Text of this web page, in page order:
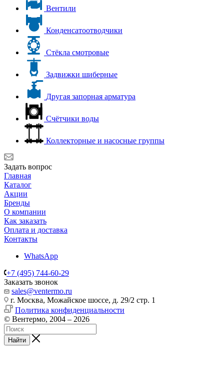
Вентили
Конденсатоотводчики
Стёкла смотровые
Задвижки шиберные
Другая запорная арматура
Счётчики воды
Коллекторные и насосные группы
Задать вопрос
Главная
Каталог
Акции
Бренды
О компании
Как заказать
Оплата и доставка
Контакты
WhatsApp
+7 (495) 744-60-29
Заказать звонок
sales@ventermo.ru
г. Москва, Можайское шоссе, д. 29/2 стр. 1
Политика конфиденциальности
© Вентермо, 2004 – 2026
Найти